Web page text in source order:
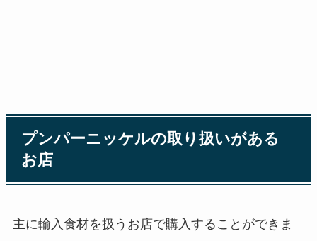
プンパーニッケルの取り扱いがある
お店
主に輸入食材を扱うお店で購入することができま